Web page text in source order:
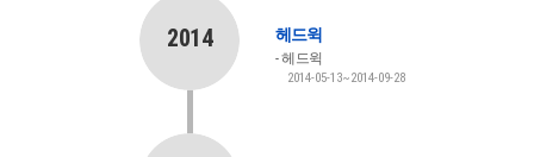
2014 헤드윅
헤드윅
2014-05-13~2014-09-28